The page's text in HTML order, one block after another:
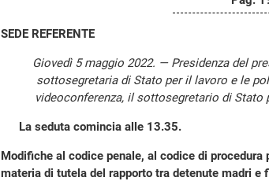
SEDE REFERENTE
Giovedì 5 maggio 2022. — Presidenza del
sottosegretaria di Stato per il lavoro e le
videoconferenza, il sottosegretario di
La seduta comincia alle 13.35.
Modifiche al codice penale, al codice di
materia di tutela del rapporto tra detenute madri e